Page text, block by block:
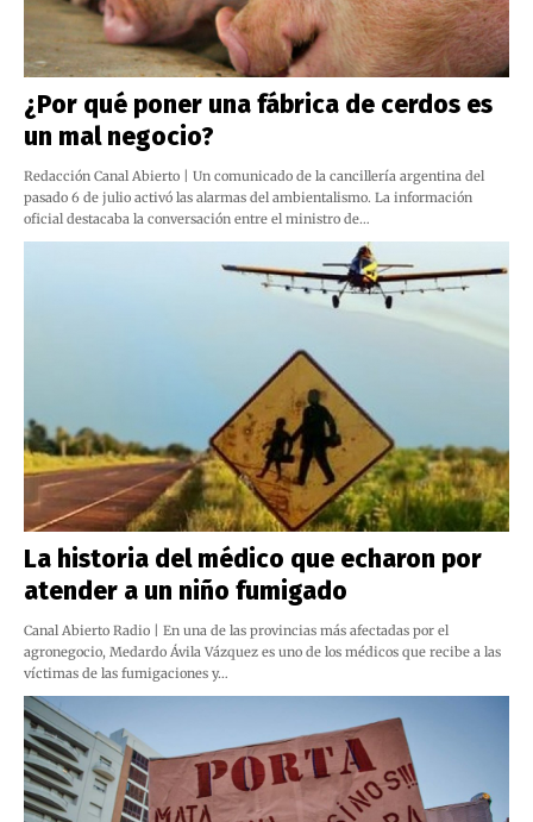
¿Por qué poner una fábrica de cerdos es
un mal negocio?
Redacción Canal Abierto | Un comunicado de la cancillería argentina del
pasado 6 de julio activó las alarmas del ambientalismo. La información
oficial destacaba la conversación entre el ministro de…
La historia del médico que echaron por
atender a un niño fumigado
Canal Abierto Radio | En una de las provincias más afectadas por el
agronegocio, Medardo Ávila Vázquez es uno de los médicos que recibe a las
víctimas de las fumigaciones y…